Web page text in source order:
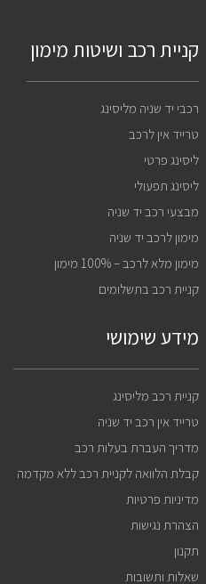
קניית רכב ושיטות מימון
רכבי יד שניה מליסינג
טרייד אין לרכב
ליסינג פרטי
ליסינג תפעולי
מבצעי רכב יד שניה
מימון לרכב יד שניה
מימון מלא לרכב – 100% מימון
קניית רכב בתשלומים
מידע שימושי
קניית רכב מליסינג
טרייד אין רכב יד שניה
מדריך העברת בעלות רכב
קבלת הלוואה לקניית רכב ללא מקדמה
מדיניות פרטיות
הצהרת נגישות
תקנון
שאלות ותשובות